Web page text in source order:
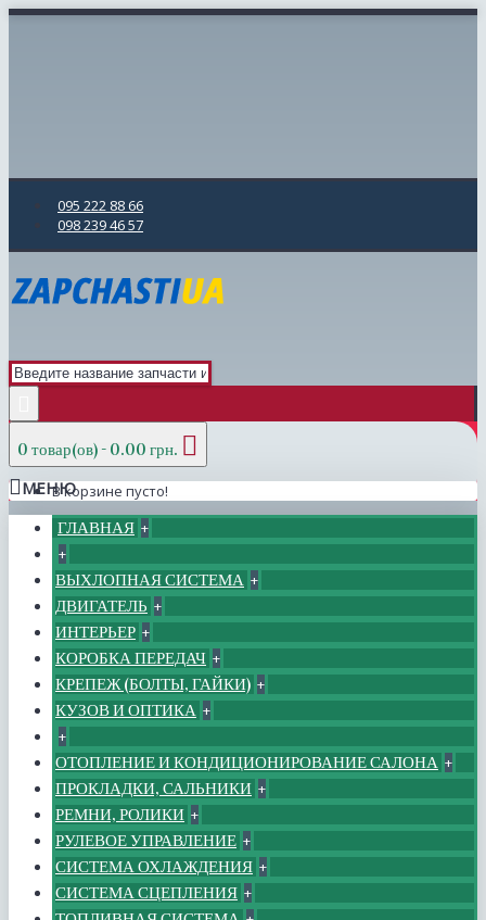
095 222 88 66
098 239 46 57
0 товар(ов) - 0.00 грн.
В корзине пусто!
МЕНЮ
ГЛАВНАЯ +
+
ВЫХЛОПНАЯ СИСТЕМА +
ДВИГАТЕЛЬ +
ИНТЕРЬЕР +
КОРОБКА ПЕРЕДАЧ +
КРЕПЕЖ (БОЛТЫ, ГАЙКИ) +
КУЗОВ И ОПТИКА +
+
ОТОПЛЕНИЕ И КОНДИЦИОНИРОВАНИЕ САЛОНА +
ПРОКЛАДКИ, САЛЬНИКИ +
РЕМНИ, РОЛИКИ +
РУЛЕВОЕ УПРАВЛЕНИЕ +
СИСТЕМА ОХЛАЖДЕНИЯ +
СИСТЕМА СЦЕПЛЕНИЯ +